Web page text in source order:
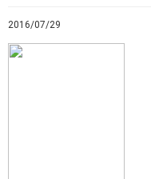
2016/07/29